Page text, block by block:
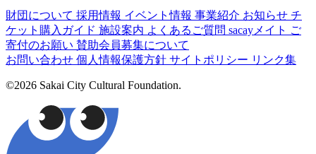
財団について 採用情報 イベント情報 事業紹介 お知らせ チ
ケット購入ガイド 施設案内 よくあるご質問 sacayメイト ご
寄付のお願い 賛助会員募集について
お問い合わせ 個人情報保護方針 サイトポリシー リンク集
©2026 Sakai City Cultural Foundation.